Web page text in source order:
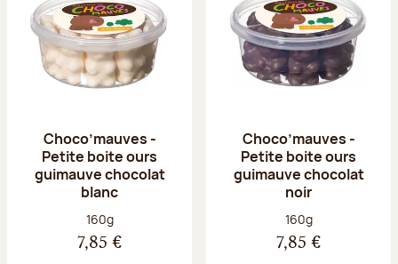
Choco’mauves -
Petite boite ours
guimauve chocolat
blanc
Poids net :
160g
7,85 €
Choco’mauves -
Petite boite ours
guimauve chocolat
noir
Poids net :
160g
7,85 €